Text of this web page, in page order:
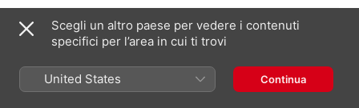
III. Scherzo. Allegro molto - Trio
Endellion String Quartet
3:50
IV. Presto
Endellion String Quartet
Scegli un altro paese per vedere i contenuti
specifici per l’area in cui ti trovi
United States Continua